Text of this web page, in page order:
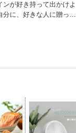
が好き持って出かけよ
分に、好きな人に贈った